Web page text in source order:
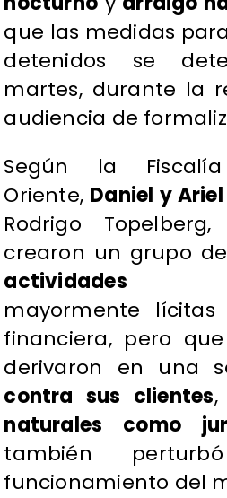
que las medidas
detenidos se
martes, durante la
audiencia de
Según la Fiscalía
Oriente, Daniel y
Rodrigo
crearon un grupo
actividades
mayormente
financiera, pero
derivaron en una
contra sus clientes,
naturales como
también
funcionamiento del